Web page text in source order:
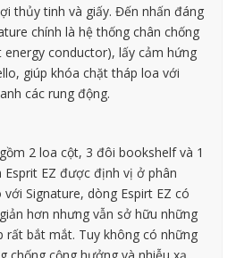
thủy tinh và giấy. Đến nhấn đáng
chính là hệ thống chân chống
energy conductor), lấy cảm hứng
giúp khóa chặt tháp loa với
các rung động.
2 loa cột, 3 đôi bookshelf và 1
EZ được định vị ở phân
Signature, dòng Espirt EZ có
hơn nhưng vẫn sở hữu những
rất bắt mắt. Tuy không có những
chống cộng hưởng và nhiễu xạ